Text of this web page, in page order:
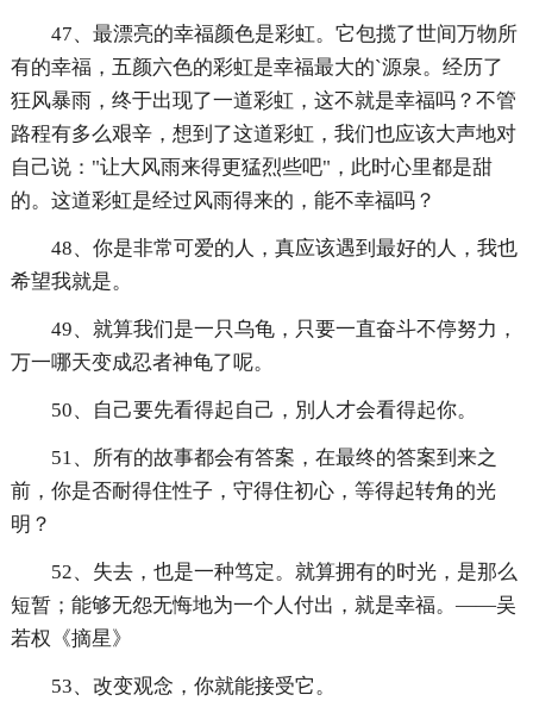
47、最漂亮的幸福颜色是彩虹。它包揽了世间万物所
有的幸福，五颜六色的彩虹是幸福最大的`源泉。经历了
狂风暴雨，终于出现了一道彩虹，这不就是幸福吗？不管
路程有多么艰辛，想到了这道彩虹，我们也应该大声地对
自己说："让大风雨来得更猛烈些吧"，此时心里都是甜
的。这道彩虹是经过风雨得来的，能不幸福吗？
48、你是非常可爱的人，真应该遇到最好的人，我也
希望我就是。
49、就算我们是一只乌龟，只要一直奋斗不停努力，
万一哪天变成忍者神龟了呢。
50、自己要先看得起自己，別人才会看得起你。
51、所有的故事都会有答案，在最终的答案到来之
前，你是否耐得住性子，守得住初心，等得起转角的光
明？
52、失去，也是一种笃定。就算拥有的时光，是那么
短暂；能够无怨无悔地为一个人付出，就是幸福。——吴
若权《摘星》
53、改变观念，你就能接受它。